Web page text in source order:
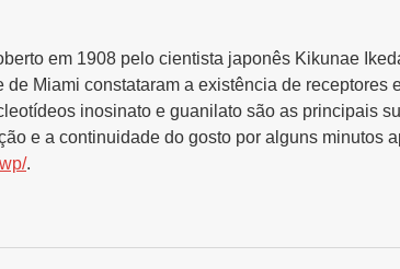
em 1908 pelo cientista japonês Kikunae
Miami constataram a existência de receptores
inosinato e guanilato são as principais
e a continuidade do gosto por alguns minutos
.